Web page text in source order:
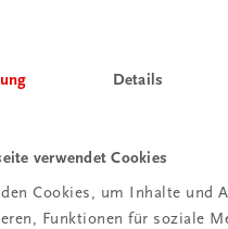
Details
verwendet Cookies
Cookies, um Inhalte und
Funktionen für soziale
TRAUNER-DigiBox